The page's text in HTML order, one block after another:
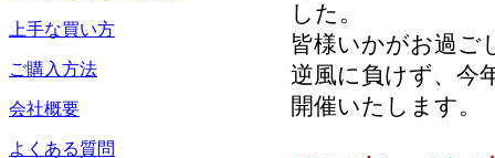
上手な買い方
ご購入方法
会社概要
よくある質問
した。
皆様いかがお過ご
逆風に負けず、今
開催いたします。